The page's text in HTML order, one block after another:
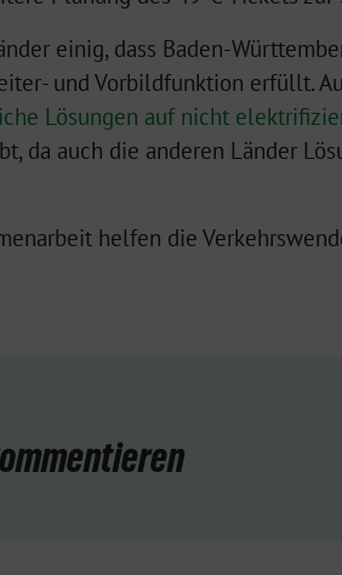
einig, dass Baden-
und Vorbildfunktion erfüllt.
Lösungen auf nicht
da auch die anderen Länder
helfen die